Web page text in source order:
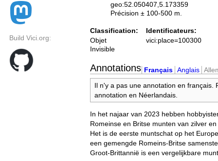
Build Vici.org:
geo:52.050407,5.173359
Précision ± 100-500 m.
Classification:
Objet
Invisible
Identificateurs:
vici:place=100300
Annotations Français Anglais
Il n'y a pas une annotation en français.
annotation en Néerlandais.
In het najaar van 2023 hebben
Romeinse en Britse munten van zilver
Het is de eerste muntschat op het
een gemengde Romeins-Britse
Groot-Brittannië is een vergelijkbare